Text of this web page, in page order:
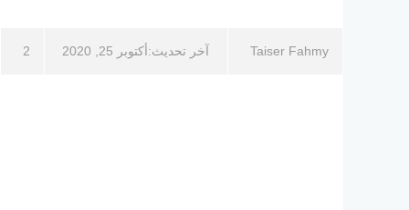
Taiser Fahmy آخر تحديث: أكتوبر 25, 2020 2